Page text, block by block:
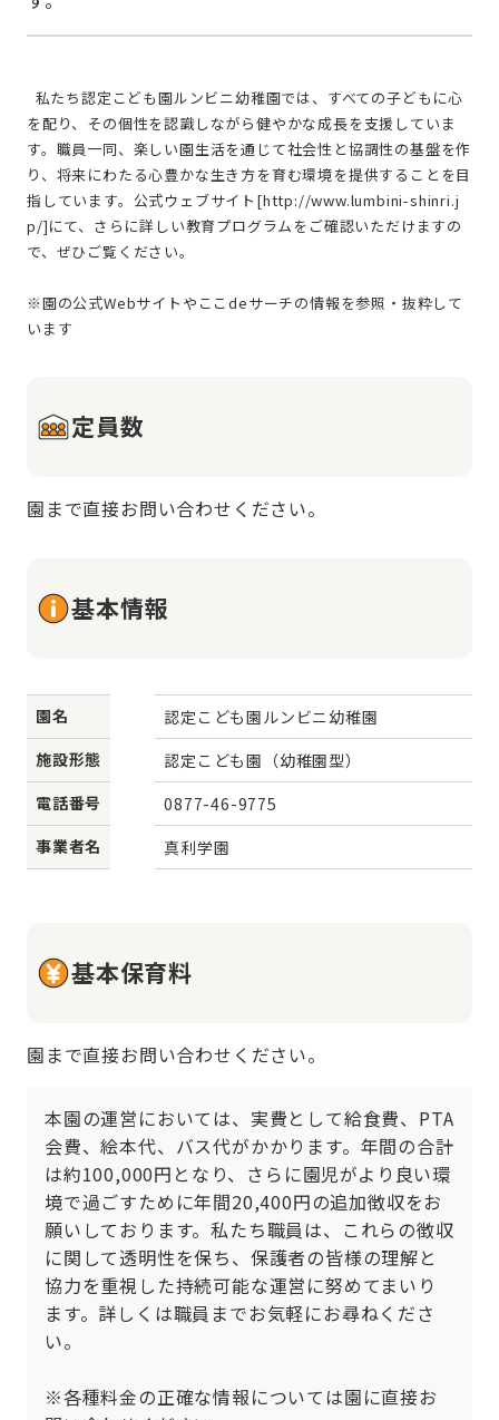
を配り、その個性を認識しながら健やかな成長を支援していま
す。職員一同、楽しい園生活を通じて社会性と協調性の基盤を作
り、将来にわたる心豊かな生き方を育む環境を提供することを目
指しています。公式ウェブサイト[http://www.lumbini-shinri.j
p/]にて、さらに詳しい教育プログラムをご確認いただけますの
で、ぜひご覧ください。
※園の公式Webサイトやここdeサーチの情報を参照・抜粋して
定員数
園まで直接お問い合わせください。
基本情報
園名
認定こども園ルンビニ幼稚園
施設形態
認定こども園（幼稚園型）
電話番号
0877-46-9775
事業者名
真利学園
基本保育料
園まで直接お問い合わせください。
本園の運営においては、実費として給食費、PTA
会費、絵本代、バス代がかかります。年間の合計
は約100,000円となり、さらに園児がより良い環
境で過ごすために年間20,400円の追加徴収をお
願いしております。私たち職員は、これらの徴収
に関して透明性を保ち、保護者の皆様の理解と
協力を重視した持続可能な運営に努めてまいり
ます。詳しくは職員までお気軽にお尋ねくださ
い。
※各種料金の正確な情報については園に直接お